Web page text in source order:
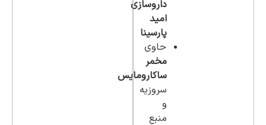
داروسازی
امید
پارسینا
حاوی
مخمر
ساکارومایس
سروزیه
و
منبع